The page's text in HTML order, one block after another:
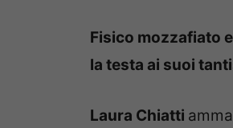
Fisico mozzafiato
la testa ai suoi
Laura Chiatti